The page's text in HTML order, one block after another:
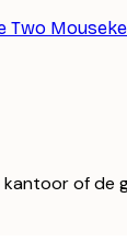
of de